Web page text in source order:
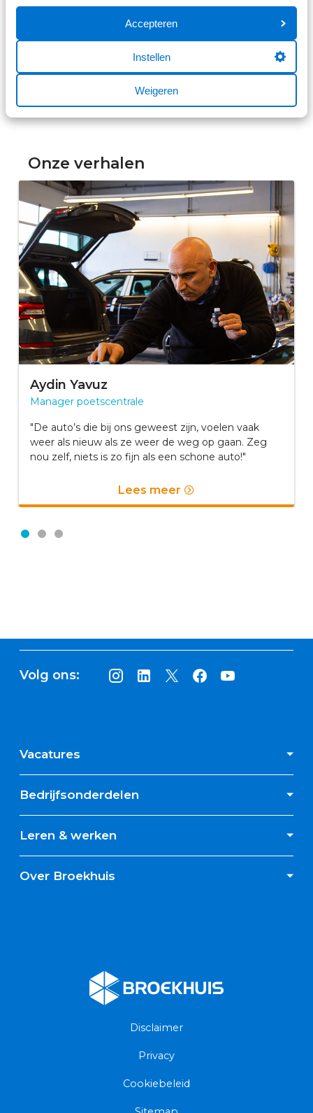
Accepteren
Instellen
Weigeren
werkplaats is dus noodzakelijk. En we zorgen
voor een fijne werksfeer zodat iedereen zich
thuis voelt. Broekhuis vindt dat een
mensgerichte manier van werken niet alleen voor
onze klanten geldt, maar ook voor de
medewerkers. Wil jij ook zo werken? Word dan
onze nieuwe collega!
Onze verhalen
Aydin Yavuz
Manager poetscentrale
"De auto’s die bij ons geweest zijn, voelen vaak
weer als nieuw als ze weer de weg op gaan. Zeg
nou zelf, niets is zo fijn als een schone auto!"
Lees meer
Volg ons:
Vacatures
Bedrijfsonderdelen
Leren & werken
Over Broekhuis
Broekhuis
Disclaimer
Privacy
Cookiebeleid